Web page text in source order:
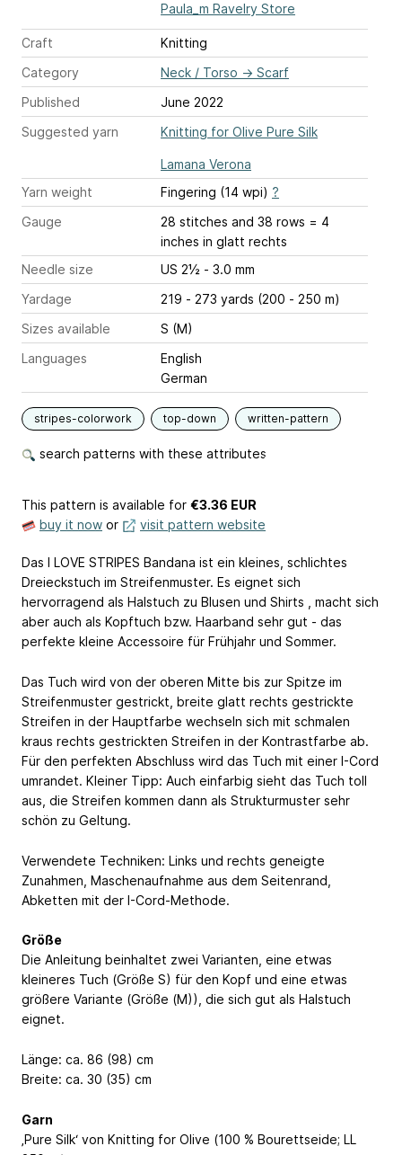
Paula_m Ravelry Store
Craft
Knitting
Category
Neck / Torso → Scarf
Published
June 2022
Suggested yarn
Knitting for Olive Pure Silk
Lamana Verona
Yarn weight
Fingering (14 wpi) ?
Gauge
28 stitches and 38 rows = 4
inches in glatt rechts
Needle size
US 2½ - 3.0 mm
Yardage
219 - 273 yards (200 - 250 m)
Sizes available
S (M)
Languages
English
German
stripes-colorwork top-down written-pattern
search patterns with these attributes
This pattern is available for €3.36 EUR
buy it now or visit pattern website
Das I LOVE STRIPES Bandana ist ein kleines, schlichtes
Dreieckstuch im Streifenmuster. Es eignet sich
hervorragend als Halstuch zu Blusen und Shirts , macht sich
aber auch als Kopftuch bzw. Haarband sehr gut - das
perfekte kleine Accessoire für Frühjahr und Sommer.
Das Tuch wird von der oberen Mitte bis zur Spitze im
Streifenmuster gestrickt, breite glatt rechts gestrickte
Streifen in der Hauptfarbe wechseln sich mit schmalen
kraus rechts gestrickten Streifen in der Kontrastfarbe ab.
Für den perfekten Abschluss wird das Tuch mit einer I-Cord
umrandet. Kleiner Tipp: Auch einfarbig sieht das Tuch toll
aus, die Streifen kommen dann als Strukturmuster sehr
schön zu Geltung.
Verwendete Techniken: Links und rechts geneigte
Zunahmen, Maschenaufnahme aus dem Seitenrand,
Abketten mit der I-Cord-Methode.
Größe
Die Anleitung beinhaltet zwei Varianten, eine etwas
kleineres Tuch (Größe S) für den Kopf und eine etwas
größere Variante (Größe (M)), die sich gut als Halstuch
eignet.
Länge: ca. 86 (98) cm
Breite: ca. 30 (35) cm
Garn
‚Pure Silk‘ von Knitting for Olive (100 % Bourettseide; LL